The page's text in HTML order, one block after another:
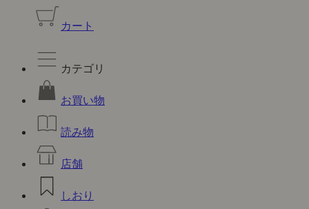
カート
カテゴリ
お買い物
読み物
店舗
しおり